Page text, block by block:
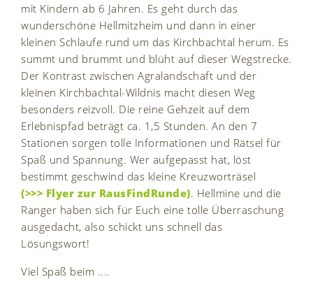
mit Kindern ab 6 Jahren. Es geht durch das
wunderschöne Hellmitzheim und dann in einer
kleinen Schlaufe rund um das Kirchbachtal herum. Es
summt und brummt und blüht auf dieser Wegstrecke.
Der Kontrast zwischen Agralandschaft und der
kleinen Kirchbachtal-Wildnis macht diesen Weg
besonders reizvoll. Die reine Gehzeit auf dem
Erlebnispfad beträgt ca. 1,5 Stunden. An den 7
Stationen sorgen tolle Informationen und Rätsel für
Spaß und Spannung. Wer aufgepasst hat, löst
bestimmt geschwind das kleine Kreuzworträsel
(>>> Flyer zur RausFindRunde). Hellmine und die
Ranger haben sich für Euch eine tolle Überraschung
ausgedacht, also schickt uns schnell das
Lösungswort!
Viel Spaß beim ....